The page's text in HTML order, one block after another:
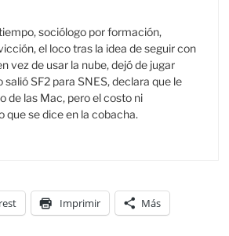
sociólogo por formación,
el loco tras la idea de seguir con
vez de usar la nube, dejó de jugar
SF2 para SNES, declara que le
de las Mac, pero el costo ni
se dice en la cobacha.
Imprimir Más